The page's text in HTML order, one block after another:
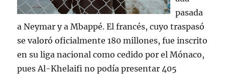
pasada
a Neymar y a Mbappé. El francés, cuyo traspasó
se valoró oficialmente 180 millones, fue inscrito
en su liga nacional como cedido por el Mónaco,
pues Al-Khelaifi no podía presentar 405